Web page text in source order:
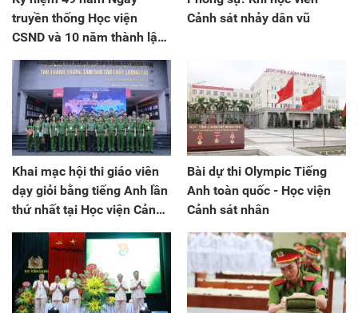
truyền thống Học viện
CSND và 10 năm thành lập
Khoa Cảnh sát vũ trang
Cảnh sát nhảy dân vũ
Khai mạc hội thi giáo viên
dạy giỏi bằng tiếng Anh lần
thứ nhất tại Học viện Cảnh
Bài dự thi Olympic Tiếng
Anh toàn quốc - Học viện
Cảnh sát nhân